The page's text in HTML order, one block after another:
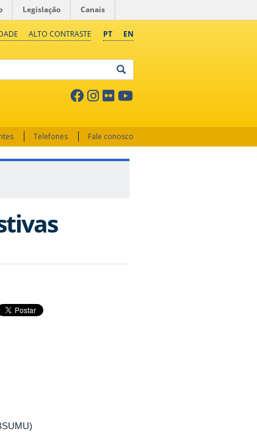
Legislação Canais
PT EN
ALTO CONTRASTE
Telefones Fale conosco